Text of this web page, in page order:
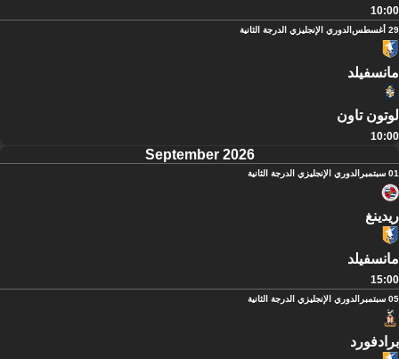
10:00
29 أغسطس الدوري الإنجليزي الدرجة الثانية
مانسفيلد
لوتون تاون
10:00
September 2026
01 سبتمبر الدوري الإنجليزي الدرجة الثانية
ريدينغ
مانسفيلد
15:00
05 سبتمبر الدوري الإنجليزي الدرجة الثانية
برادفورد